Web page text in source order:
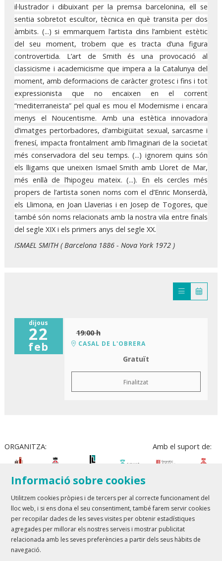
il·lustrador i dibuixant per la premsa barcelonina, ell se
sentia sobretot escultor, tècnica en què transita per dos
àmbits. (...) si emmarquem l’artista dins l’ambient estètic
del seu moment, trobem que es tracta d’una figura
controvertida. L’art de Smith és una provocació al
classicisme i academicisme que impera a la Catalunya del
moment, amb deformacions de caràcter grotesc i fins i tot
expressionista que no encaixen en el corrent
“mediterraneista” pel qual es mou el Modernisme i encara
menys el Noucentisme. Amb una estètica innovadora
d’imatges pertorbadores, d’ambigüitat sexual, sarcasme i
frenesí, impacta frontalment amb l’imaginari de la societat
més conservadora del seu temps. (...) ignorem quins són
els lligams que uneixen Ismael Smith amb Lloret de Mar,
més enllà de l’hipogeu mateix. (...). En els cercles més
propers de l’artista sonen noms com el d’Enric Monserdà,
els Llimona, en Joan Llaverias i en Josep de Togores, que
també són noms relacionats amb la nostra vila entre finals
del segle XIX i els primers anys del segle XX.
ISMAEL SMITH ( Barcelona 1886 - Nova York 1972 )
dijous
22
feb
19:00 h
CASAL DE L'OBRERA
Gratuït
Finalitzat
ORGANITZA: Amb el suport de:
Teatre Lloret de Mar| T 972 361 835
Teatre de Blanes| T 972 358 473
Sitemap Avís Legal
Informació sobre cookies
Utilitzem cookies pròpies i de tercers per al correcte funcionament del
lloc web, i si ens dona el seu consentiment, també farem servir cookies
per recopilar dades de les seves visites per obtenir estadístiques
agregades per millorar els nostres serveis i mostrar publicitat
relacionada amb les seves preferències a partir dels seus hàbits de
navegació.